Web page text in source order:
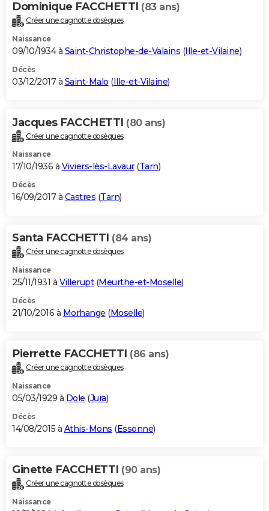
Dominique FACCHETTI (83 ans)
Créer une cagnotte obsèques
Naissance
09/10/1934 à Saint-Christophe-de-Valains (Ille-et-Vilaine)
Décès
03/12/2017 à Saint-Malo (Ille-et-Vilaine)
Jacques FACCHETTI (80 ans)
Créer une cagnotte obsèques
Naissance
17/10/1936 à Viviers-lès-Lavaur(Tarn)
Décès
16/09/2017 à Castres (Tarn)
Santa FACCHETTI (84 ans)
Créer une cagnotte obsèques
Naissance
25/11/1931 à Villerupt(Meurthe-et-Moselle)
Décès
21/10/2016 à Morhange (Moselle)
Pierrette FACCHETTI (86 ans)
Créer une cagnotte obsèques
Naissance
05/03/1929 à Dole (Jura)
Décès
14/08/2015 à Athis-Mons (Essonne)
Ginette FACCHETTI (90 ans)
Créer une cagnotte obsèques
Naissance